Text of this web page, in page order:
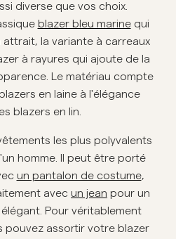
diverse que vos choix.
blazer bleu marinequi
attrait, la variante à carreaux
à rayures qui ajoute de la
Le matériau compte
en laine à l'élégance
blazers en lin.
les plus polyvalents
homme. Il peut être porté
un pantalon de costume,
avec un jean pour un
Pour véritablement
pouvez assortir votre blazer